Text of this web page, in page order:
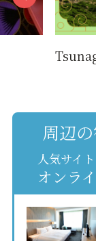
周辺
人気サイ
オンラ